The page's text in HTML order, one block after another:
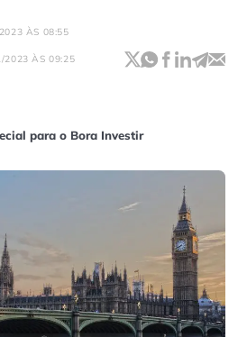
ÀS 08:55
2023 ÀS 09:25
para o Bora Investir